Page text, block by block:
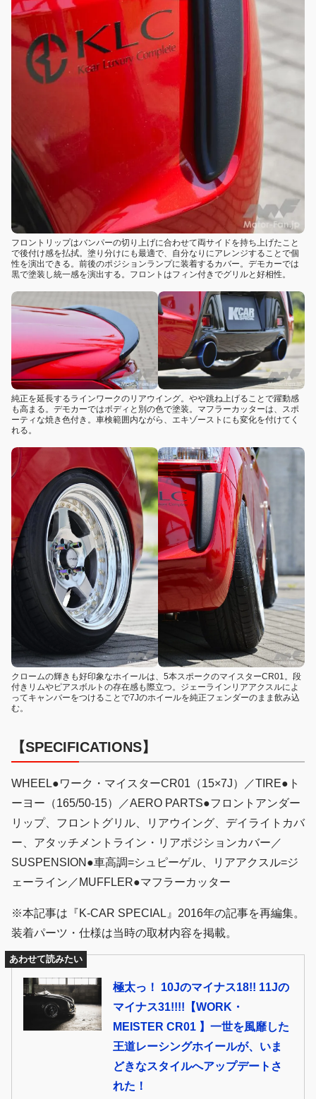
フロントリップはバンパーの切り上げに合わせて両サイドを持ち上げたこと
で後付け感を払拭。塗り分けにも最適で、自分なりにアレンジすることで個
性を演出できる。前後のポジションランプに装着するカバー。デモカーでは
黒で塗装し統一感を演出する。フロントはフィン付きでグリルと好相性。
純正を延長するラインワークのリアウイング。やや跳ね上げることで躍動感
も高まる。デモカーではボディと別の色で塗装。マフラーカッターは、スポ
ーティな焼き色付き。車検範囲内ながら、エキゾーストにも変化を付けてく
れる。
クロームの輝きも好印象なホイールは、5本スポークのマイスターCR01。段
付きリムやピアスボルトの存在感も際立つ。ジェーラインリアアクスルによ
ってキャンバーをつけることで7Jのホイールを純正フェンダーのまま飲み込
む。
【SPECIFICATIONS】
WHEEL●ワーク・マイスターCR01（15×7J）／TIRE●ト
ーヨー（165/50-15）／AERO PARTS●フロントアンダー
リップ、フロントグリル、リアウイング、デイライトカバ
ー、アタッチメントライン・リアポジションカバー／
SUSPENSION●車高調=シュピーゲル、リアアクスル=ジ
ェーライン／MUFFLER●マフラーカッター
※本記事は『K-CAR SPECIAL』2016年の記事を再編集。
装着パーツ・仕様は当時の取材内容を掲載。
あわせて読みたい
極太っ！ 10Jのマイナス18!! 11Jの
マイナス31!!!!【WORK・
MEISTER CR01 】一世を風靡した
王道レーシングホイールが、いま
どきなスタイルへアップデートさ
れた！